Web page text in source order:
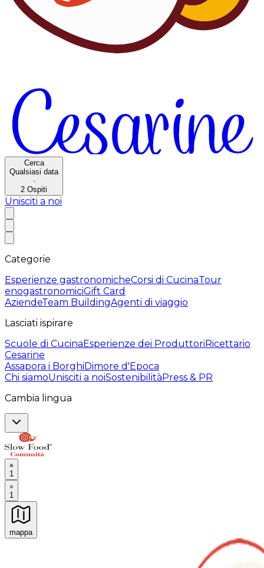
Cerca
Qualsiasi data
·
2 Ospiti
Unisciti a noi
Categorie
Esperienze gastronomicheCorsi di CucinaTour
enogastronomiciGift Card
AziendeTeam BuildingAgenti di viaggio
Lasciati ispirare
Scuole di CucinaEsperienze dei ProduttoriRicettario
Cesarine
Assapora i BorghiDimore d'Epoca
Chi siamoUnisciti a noiSostenibilitàPress & PR
Cambia lingua
1
1
mappa
Esperienze culinarie indimenticabili: Esperienze